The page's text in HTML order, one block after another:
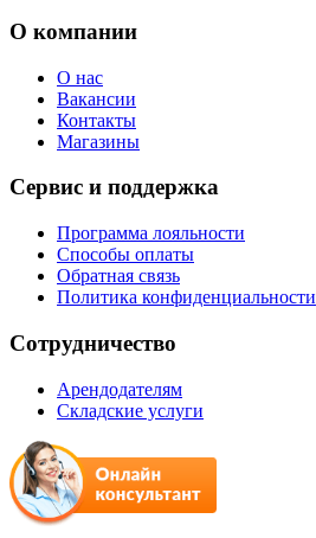
О компании
О нас
Вакансии
Контакты
Магазины
Сервис и поддержка
Программа лояльности
Способы оплаты
Обратная связь
Политика конфиденциальности
Сотрудничество
Арендодателям
Складские услуги